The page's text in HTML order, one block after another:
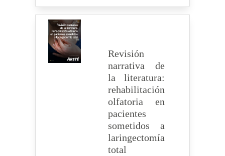
Revisión
narrativa de
la literatura:
rehabilitación
olfatoria en
pacientes
sometidos a
laringectomía
total